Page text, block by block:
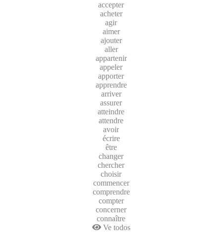
accepter
acheter
agir
aimer
ajouter
aller
appartenir
appeler
apporter
apprendre
arriver
assurer
atteindre
attendre
avoir
écrire
être
changer
chercher
choisir
commencer
comprendre
compter
concerner
connaître
Ve todos